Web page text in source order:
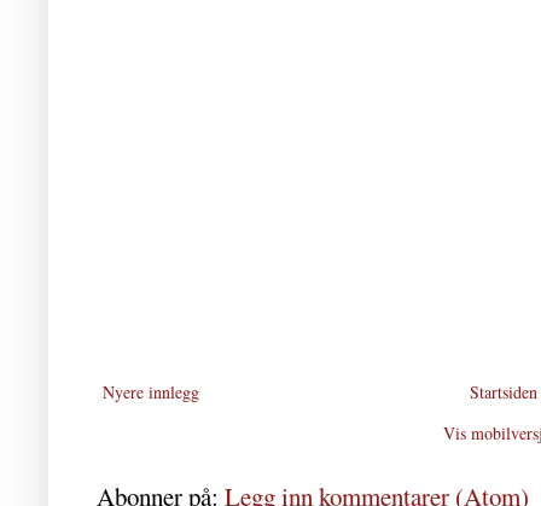
Nyere innlegg
Startsiden
Vis
Abonner på: Legg inn kommentarer (Atom)